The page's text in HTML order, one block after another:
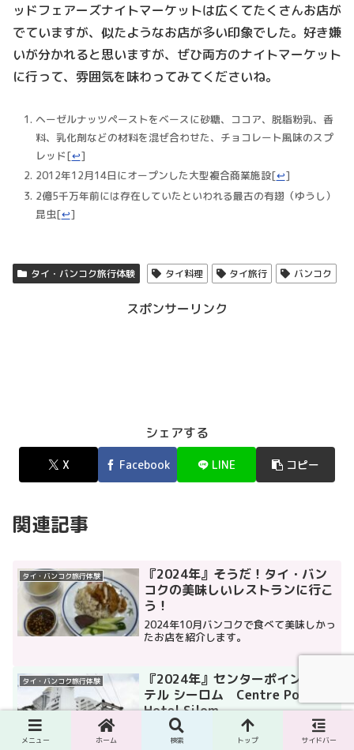
ッドフェアーズナイトマーケットは広くてたくさんお店が
でていますが、似たようなお店が多い印象でした。好き嫌
いが分かれると思いますが、ぜひ両方のナイトマーケット
に行って、雰囲気を味わってみてくださいね。
ヘーゼルナッツペーストをベースに砂糖、ココア、脱脂粉乳、香
料、乳化剤などの材料を混ぜ合わせた、チョコレート風味のスプ
レッド[↩]
2012年12月14日にオープンした大型複合商業施設[↩]
2億5千万年前には存在していたといわれる最古の有翅（ゆうし）
昆虫[↩]
タイ・バンコク旅行体験 タイ料理 タイ旅行 バンコク
スポンサーリンク
シェアする
X Facebook LINE コピー
関連記事
タイ・バンコク旅行体験
『2024年』そうだ！タイ・バン
コクの美味しいレストランに行こ
う！
2024年10月バンコクで食べて美味しかっ
たお店を紹介します。
タイ・バンコク旅行体験
『2024年』センターポイント ホ
テル シーロム Centre Point
Hotel Silom
①タイ・バンコク4つ星ホテルのセンター
ポイント ホテル シーロム宿泊体験です。
メニュー ホーム 検索 トップ サイドバー